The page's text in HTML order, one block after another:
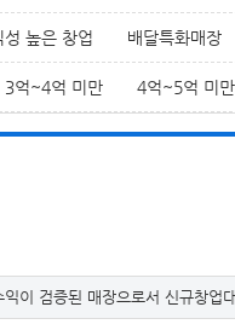
성 높은 창업 배달특화매장
3억~4억 미만 4억~5억 미만
이 검증된 매장으로서 신규창업